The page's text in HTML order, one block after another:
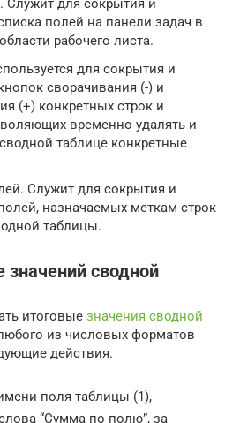
Служит для сокрытия и
полей на панели задач в
рабочего листа.
для сокрытия и
сворачивания (-) и
(+) конкретных строк и
временно удалять и
таблице конкретные
Служит для сокрытия и
назначаемых меткам строк
таблицы.
сводной
итоговые значения сводной
из числовых форматов
действия.
поля таблицы (1),
“Сумма по полю”, за